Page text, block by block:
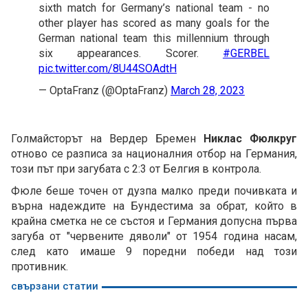
sixth match for Germany’s national team - no
other player has scored as many goals for the
German national team this millennium through
six appearances. Scorer. #GERBEL
pic.twitter.com/8U44SOAdtH
— OptaFranz (@OptaFranz) March 28, 2023
Голмайсторът на Вердер Бремен Никлас Фюлкруг
отново се разписа за националния отбор на Германия,
този път при загубата с 2:3 от Белгия в контрола.
Фюле беше точен от дузпа малко преди почивката и
върна надеждите на Бундестима за обрат, който в
крайна сметка не се състоя и Германия допусна първа
загуба от "червените дяволи" от 1954 година насам,
след като имаше 9 поредни победи над този
противник.
свързани статии